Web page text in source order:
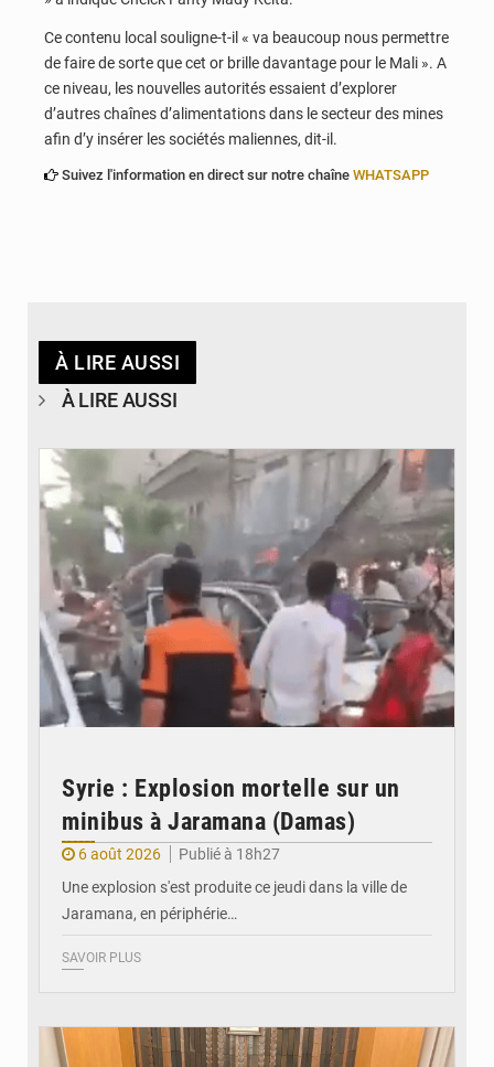
Ce contenu local souligne-t-il « va beaucoup nous permettre
de faire de sorte que cet or brille davantage pour le Mali ». A
ce niveau, les nouvelles autorités essaient d’explorer
d’autres chaînes d’alimentations dans le secteur des mines
afin d’y insérer les sociétés maliennes, dit-il.
Suivez l'information en direct sur notre chaîne WHATSAPP
À LIRE AUSSI
À LIRE AUSSI
Syrie : Explosion mortelle sur un
minibus à Jaramana (Damas)
6 août 2026
Publié à 18h27
Une explosion s'est produite ce jeudi dans la ville de
Jaramana, en périphérie…
SAVOIR PLUS